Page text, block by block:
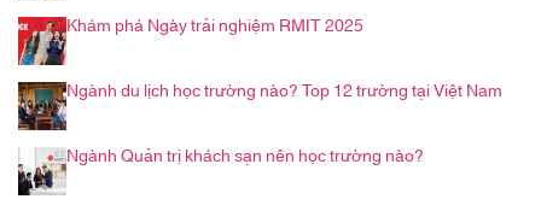
Khám phá Ngày trải nghiệm RMIT 2025
Ngành du lịch học trường nào? Top 12 trường tại Việt Nam
Ngành Quản trị khách sạn nên học trường nào?